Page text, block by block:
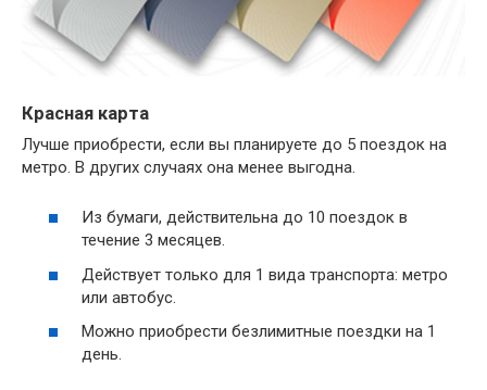
Красная карта
Лучше приобрести, если вы планируете до 5 поездок на
метро. В других случаях она менее выгодна.
Из бумаги, действительна до 10 поездок в
течение 3 месяцев.
Действует только для 1 вида транспорта: метро
или автобус.
Можно приобрести безлимитные поездки на 1
день.